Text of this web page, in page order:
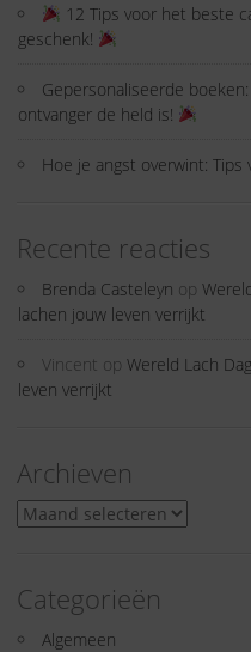
12 Tips voor het beste
geschenk!
Gepersonaliseerde
ontvanger de held is!
Hoe je angst overwint:
Recente reacties
Brenda Casteleyn op
lachen jouw leven verrijkt
Vincent op Wereld Lach
leven verrijkt
Archieven
Archieven
Categorieën
Algemeen